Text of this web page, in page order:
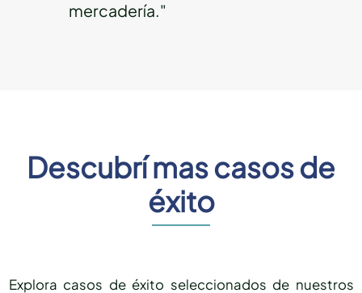
mercadería."
Descubrí mas casos de
éxito
Explora casos de éxito seleccionados de nuestros